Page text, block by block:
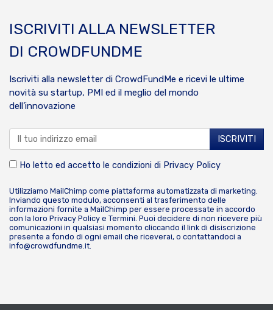
ISCRIVITI ALLA NEWSLETTER
DI CROWDFUNDME
Iscriviti alla newsletter di CrowdFundMe e ricevi le ultime
novità su startup, PMI ed il meglio del mondo
dell’innovazione
Ho letto ed accetto le condizioni di Privacy Policy
Utilizziamo MailChimp come piattaforma automatizzata di marketing.
Inviando questo modulo, acconsenti al trasferimento delle
informazioni fornite a MailChimp per essere processate in accordo
con la loro Privacy Policy e Termini. Puoi decidere di non ricevere più
comunicazioni in qualsiasi momento cliccando il link di disiscrizione
presente a fondo di ogni email che riceverai, o contattandoci a
info@crowdfundme.it.